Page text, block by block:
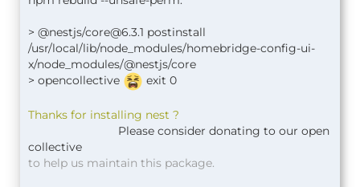
> @nestjs/core@6.3.1 postinstall
/usr/local/lib/node_modules/homebridge-config-ui-
x/node_modules/@nestjs/core
> opencollective
exit 0
Thanks for installing nest ?
Please consider donating to our open
collective
to help us maintain this package.